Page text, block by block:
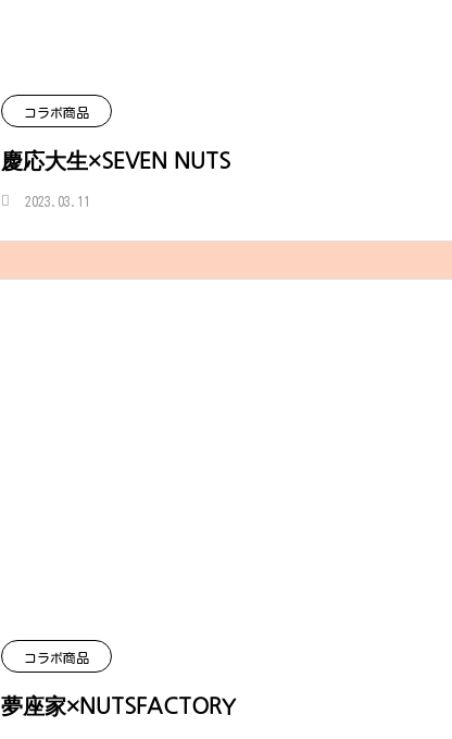
コラボ商品
慶応大生×SEVEN NUTS
2023.03.11
コラボ商品
夢座家×NUTSFACTORY